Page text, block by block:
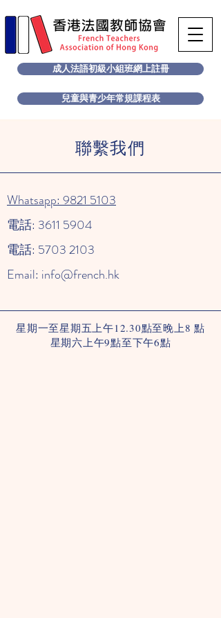
成人法語初級小組班網上註冊
兒童與青少年常規課程表
聯繫我們
Whatsapp: 9821 5103
電話: 3611 5904
電話: 5703 2103
Email: info@french.hk
星期一至星期五上午12.30點至晚上8 點
星期六上午9點至下午6點